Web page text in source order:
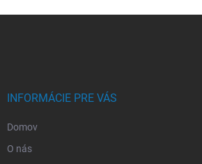
INFORMÁCIE PRE VÁS
Domov
O nás